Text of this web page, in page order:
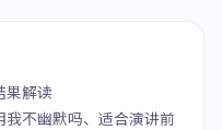
果解读
不幽默吗、适合演讲前